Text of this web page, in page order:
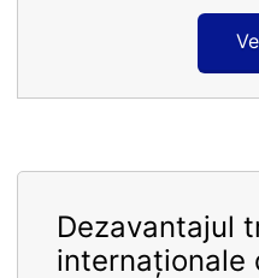
Dezavantajul
internaționale